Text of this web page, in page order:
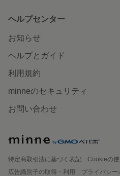
ヘルプセンター
お知らせ
ヘルプとガイド
利用規約
minneのセキュリティ
お問い合わせ
特定商取引法に基づく表記
Cookieの
広告識別子の取得・利用
プライバシー